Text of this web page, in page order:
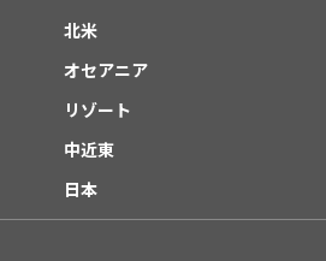
北米
オセアニア
リゾート
中近東
日本